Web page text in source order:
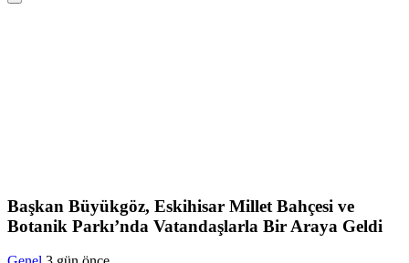
Başkan Büyükgöz, Eskihisar Millet Bahçesi ve
Botanik Parkı’nda Vatandaşlarla Bir Araya Geldi